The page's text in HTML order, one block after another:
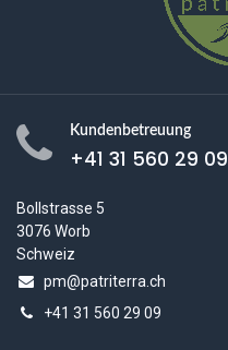
Kundenbetreuung
+41 31 560 29 09
Bollstrasse 5
3076 Worb
Schweiz
pm@patriterra.ch
+41 31 560 29 09